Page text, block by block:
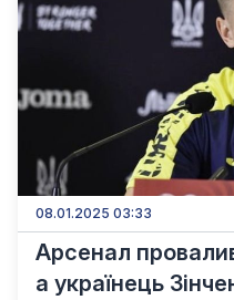
08.01.2025 03:33
Арсенал
а українець